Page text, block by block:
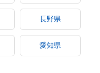
長野県
愛知県